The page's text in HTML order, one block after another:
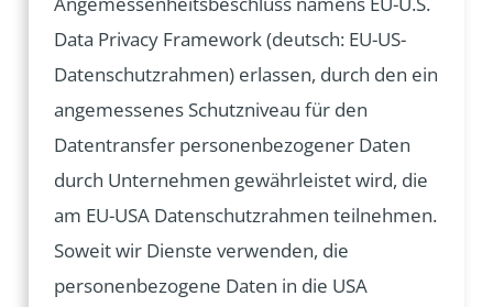
Data Privacy Framework (deutsch: EU-US-
Datenschutzrahmen) erlassen, durch den ein
angemessenes Schutzniveau für den
Datentransfer personenbezogener Daten
durch Unternehmen gewährleistet wird, die
am EU-USA Datenschutzrahmen teilnehmen.
Soweit wir Dienste verwenden, die
personenbezogene Daten in die USA